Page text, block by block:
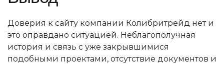
Доверия к сайту компании Колибритрейд нет и
это оправдано ситуацией. Неблагополучная
история и связь с уже закрывшимися
подобными проектами, отсутствие документов и